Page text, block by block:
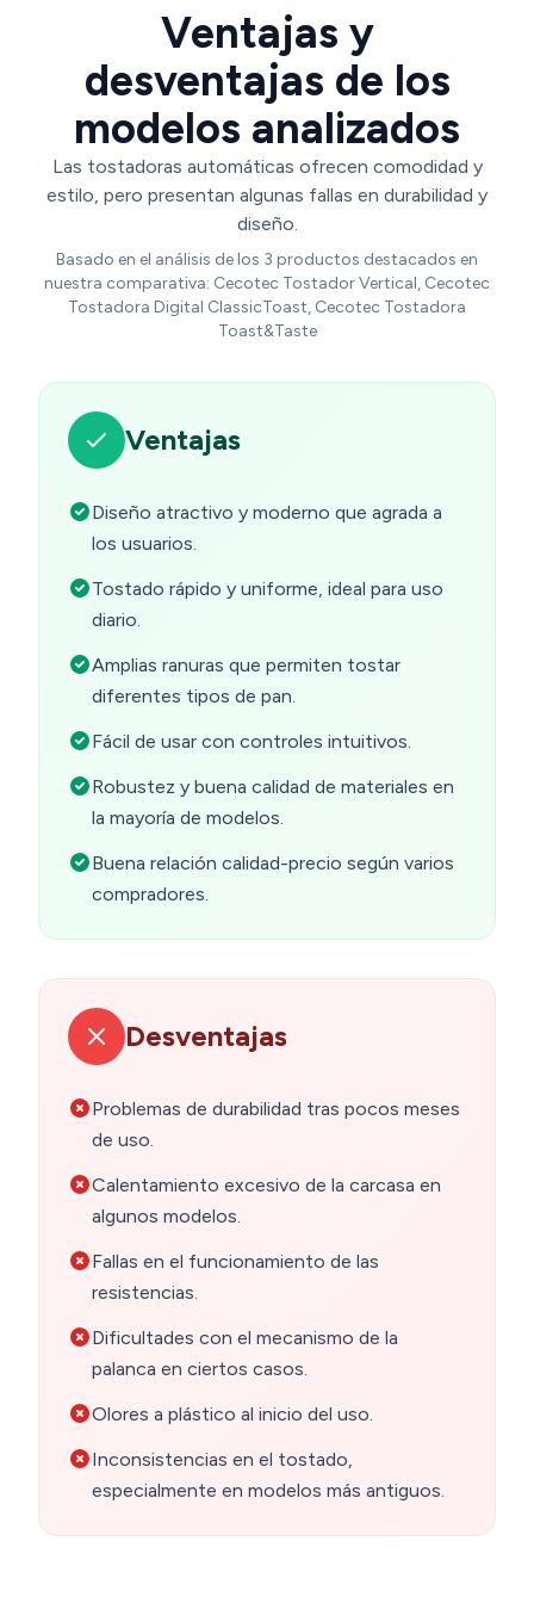
Ventajas y
desventajas de los
modelos analizados
Las tostadoras automáticas ofrecen comodidad y
estilo, pero presentan algunas fallas en durabilidad y
diseño.
Basado en el análisis de los 3 productos destacados en
nuestra comparativa: Cecotec Tostador Vertical, Cecotec
Tostadora Digital ClassicToast, Cecotec Tostadora
Toast&Taste
Ventajas
Diseño atractivo y moderno que agrada a
los usuarios.
Tostado rápido y uniforme, ideal para uso
diario.
Amplias ranuras que permiten tostar
diferentes tipos de pan.
Fácil de usar con controles intuitivos.
Robustez y buena calidad de materiales en
la mayoría de modelos.
Buena relación calidad-precio según varios
compradores.
Desventajas
Problemas de durabilidad tras pocos meses
de uso.
Calentamiento excesivo de la carcasa en
algunos modelos.
Fallas en el funcionamiento de las
resistencias.
Dificultades con el mecanismo de la
palanca en ciertos casos.
Olores a plástico al inicio del uso.
Inconsistencias en el tostado,
especialmente en modelos más antiguos.